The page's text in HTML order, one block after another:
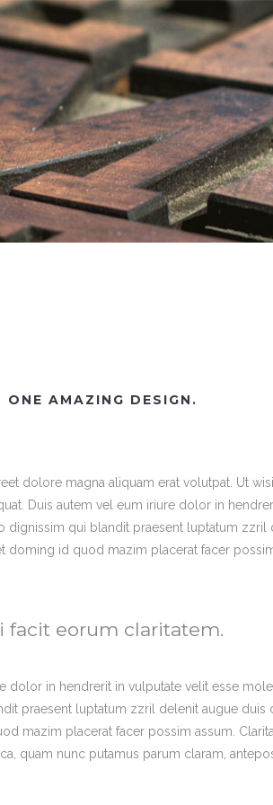
ONE AMAZING DESIGN.
dolore magna aliquam erat volutpat. Ut
Duis autem vel eum iriure dolor in
qui blandit praesent luptatum zzril
id quod mazim placerat facer
facit eorum claritatem.
dolor in hendrerit in vulputate velit esse
praesent luptatum zzril delenit augue duis
mazim placerat facer possim assum.
quam nunc putamus parum claram,